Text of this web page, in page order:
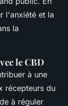
l'anxiété et la
la
le CBD
à une
récepteurs du
à réguler